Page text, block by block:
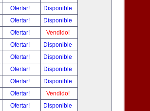
Ofertar!
Disponible
Ofertar!
Disponible
Ofertar!
Vendido!
Ofertar!
Disponible
Ofertar!
Disponible
Ofertar!
Disponible
Ofertar!
Disponible
Ofertar!
Vendido!
Ofertar! Disponible